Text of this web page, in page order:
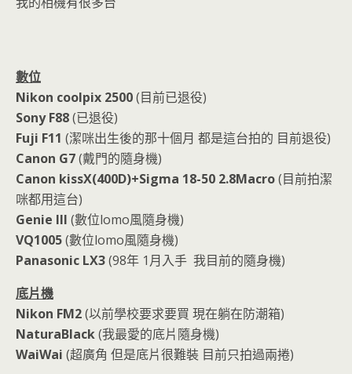
數位
Nikon coolpix 2500(目前已退役)
Sony F88(已退役)
Fuji F11 (潔咪出生後的那十個月 都是這台拍的 目前退役)
Canon G7(戴門的隨身機)
Canon kissX(400D)+Sigma 18-50 2.8Macro(目前拍潔
咪都用這台)
Genie III (數位lomo風隨身機)
VQ1005(數位lomo風隨身機)
Panasonic LX3(98年 1月入手 我目前的隨身機)
底片機
Nikon FM2(以前學校要求要買 現在躺在防潮箱)
NaturaBlack(我最愛的底片隨身機)
WaiWai (超廣角 但是底片很難裝 目前只拍過兩捲)